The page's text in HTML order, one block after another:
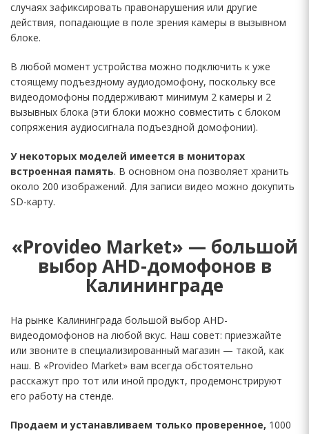
случаях зафиксировать правонарушения или другие
действия, попадающие в поле зрения камеры в вызывном
блоке.
В любой момент устройства можно подключить к уже
стоящему подъездному аудиодомофону, поскольку все
видеодомофоны поддерживают минимум 2 камеры и 2
вызывных блока (эти блоки можно совместить с блоком
сопряжения аудиосигнала подъездной домофонии).
У некоторых моделей имеется в мониторах
встроенная память. В основном она позволяет хранить
около 200 изображений. Для записи видео можно докупить
SD-карту.
«Provideo Market» — большой
выбор AHD-домофонов в
Калининграде
На рынке Калининграда большой выбор AHD-
видеодомофонов на любой вкус. Наш совет: приезжайте
или звоните в специализированный магазин — такой, как
наш. В «Provideo Market» вам всегда обстоятельно
расскажут про тот или иной продукт, продемонстрируют
его работу на стенде.
Продаем и устанавливаем только проверенное, 1000